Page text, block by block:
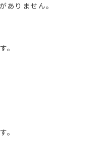
ありません。
。
。